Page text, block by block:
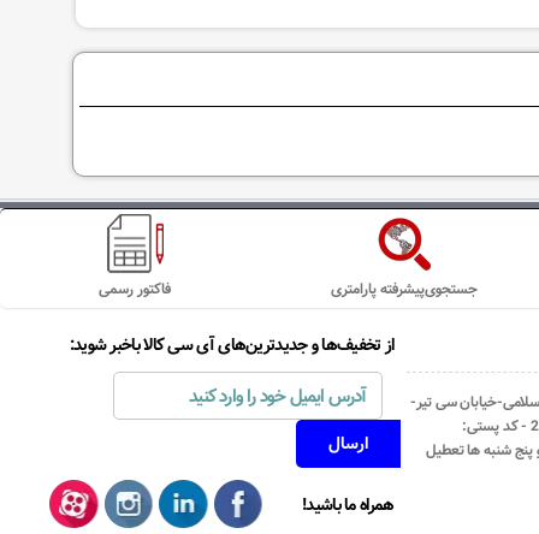
فاکتور رسمی جستجوی‌پیشرفته پارامتری
خیابان سی تیر-
نبش کوچه رستمی جاهد- پلاک67- واحد2 - کد پستی:
از تخفیف‌ها و جدیدترین‌های آی سی کالا باخبر شوید:
همراه ما باشید!